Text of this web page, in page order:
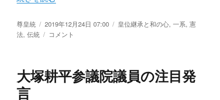
承
論
投
稿
尊皇統
投
稿
2019年12月24日 07:00
カ
皇位継承と和の心,一系,憲
法,伝統
【Youtube】
生
の
コメント
大塚耕平参議院議員の注目発
言